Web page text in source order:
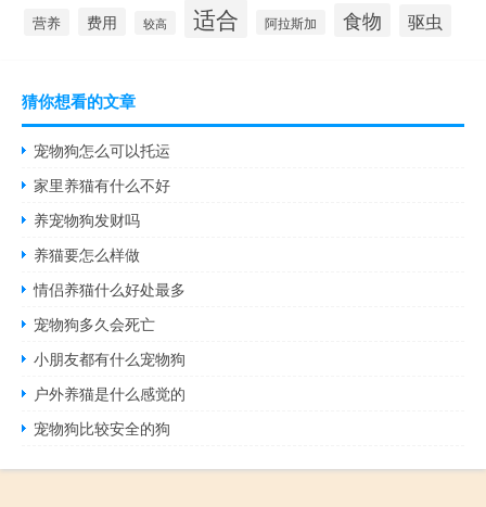
营养 费用 较高 适合 阿拉斯加 食物 驱虫
猜你想看的文章
宠物狗怎么可以托运
家里养猫有什么不好
养宠物狗发财吗
养猫要怎么样做
情侣养猫什么好处最多
宠物狗多久会死亡
小朋友都有什么宠物狗
户外养猫是什么感觉的
宠物狗比较安全的狗